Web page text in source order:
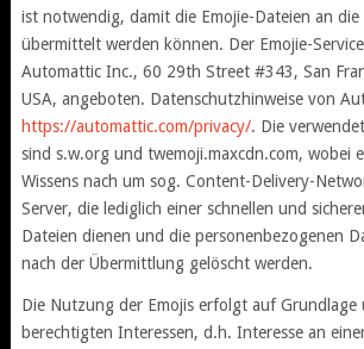
ist notwendig, damit die Emojie-Dateien an
übermittelt werden können. Der Emojie-
Automattic Inc., 60 29th Street #343, San
USA, angeboten. Datenschutzhinweise von
https://automattic.com/privacy/. Die
sind s.w.org und twemoji.maxcdn.com, wobei
Wissens nach um sog. Content-Delivery-
Server, die lediglich einer schnellen und
Dateien dienen und die personenbezogenen
nach der Übermittlung gelöscht werden.
Die Nutzung der Emojis erfolgt auf Grundlage
berechtigten Interessen, d.h. Interesse an